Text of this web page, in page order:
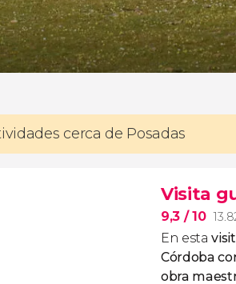
cerca de Posadas
Visita
9,3 / 10
En esta
Córdoba
obra